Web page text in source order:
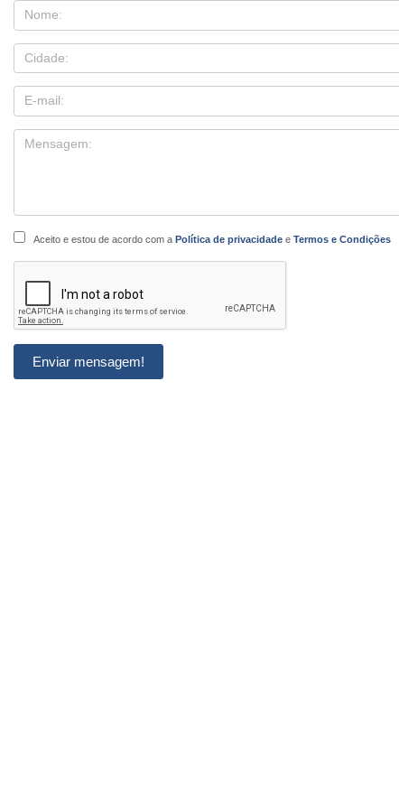
Aceito e estou de acordo com a Política de privacidadee Termos e Condições
Enviar mensagem!